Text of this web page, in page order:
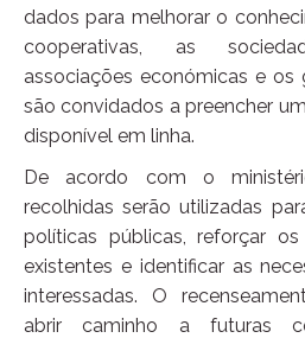
dados para melhorar o
cooperativas, as
associações económicas e os
são convidados a preencher
disponível em linha.
De acordo com o
recolhidas serão utilizadas
políticas públicas, reforçar
existentes e identificar as
interessadas. O
abrir caminho a futuras